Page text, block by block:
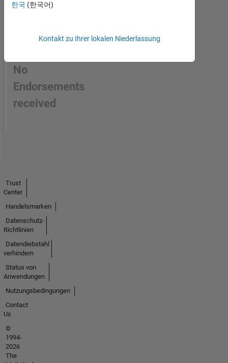
DISCLAIMER:
are
own
and
No
Endorsements
received
한국 (한국어)
Kontakt zu Ihrer lokalen Niederlassung
Trust
Center
Handelsmarken
Datenschutz-
Richtlinien
Datendiebstahl
verhindern
Status von
Anwendungen
Nutzungsbedingungen
Contact
Us
©
1994-
2026
The